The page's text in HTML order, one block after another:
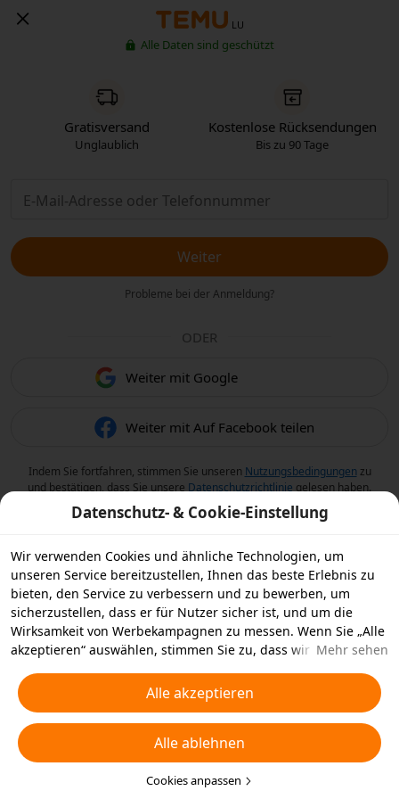
LU
Alle Daten sind geschützt
Gratisversand
Unglaublich
Kostenlose Rücksendungen
Bis zu 90 Tage
Weiter
Probleme bei der Anmeldung?
ODER
Weiter mit Google
Weiter mit Auf Facebook teilen
Indem Sie fortfahren, stimmen Sie unseren Nutzungsbedingungen zu
und bestätigen, dass Sie unsere Datenschutzrichtlinie gelesen haben.
Datenschutz- & Cookie-Einstellung
Wir verwenden Cookies und ähnliche Technologien, um
unseren Service bereitzustellen, Ihnen das beste Erlebnis zu
bieten, den Service zu verbessern und zu bewerben, um
sicherzustellen, dass er für Nutzer sicher ist, und um die
Wirksamkeit von Werbekampagnen zu messen. Wenn Sie „Alle
akzeptieren“ auswählen, stimmen Sie zu, dass wir und die
ähnliche Technologien für Werbezwecke auf Ihrem Gerät
speichern. Alternativ können Sie auch über „Alle ablehnen“
nicht notwendige Cookies ablehnen oder auswählen, welche
Arten von Cookies Sie akzeptieren oder deaktivieren möchten,
indem Sie unten oder jederzeit in Ihren
Datenschutzeinstellungen auf „Cookies anpassen“ klicken.
Mehr sehen
Alle akzeptieren
Alle ablehnen
Cookies anpassen